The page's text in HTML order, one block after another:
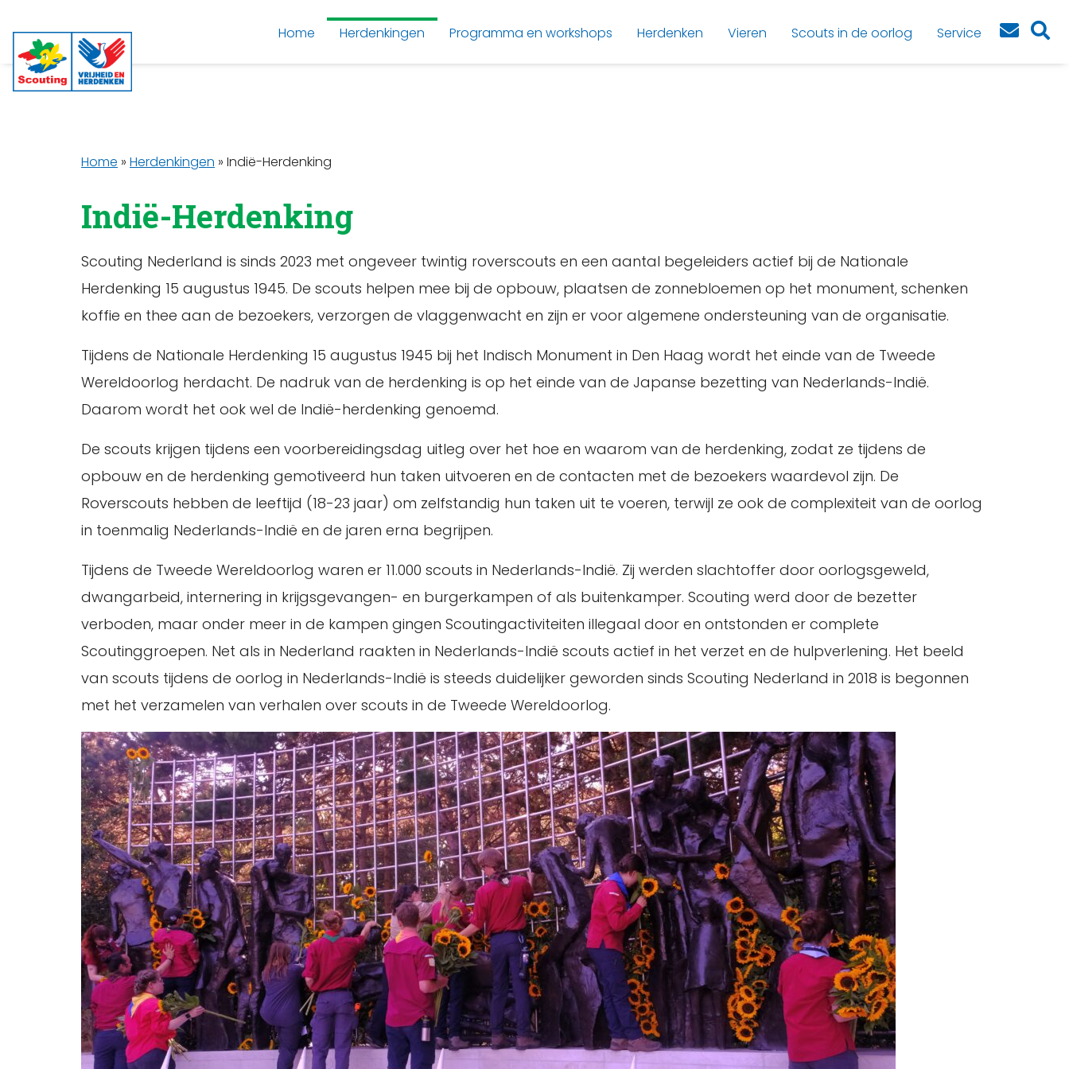
Home Herdenkingen Programma en workshops Herdenken Vieren Scouts in de oorlog Service
Home » Herdenkingen » Indië-Herdenking
Indië-Herdenking
Scouting Nederland is sinds 2023 met ongeveer twintig roverscouts en een aantal begeleiders actief bij de Nationale
Herdenking 15 augustus 1945. De scouts helpen mee bij de opbouw, plaatsen de zonnebloemen op het monument, schenken
koffie en thee aan de bezoekers, verzorgen de vlaggenwacht en zijn er voor algemene ondersteuning van de organisatie.
Tijdens de Nationale Herdenking 15 augustus 1945 bij het Indisch Monument in Den Haag wordt het einde van de Tweede
Wereldoorlog herdacht. De nadruk van de herdenking is op het einde van de Japanse bezetting van Nederlands-Indië.
Daarom wordt het ook wel de Indië-herdenking genoemd.
De scouts krijgen tijdens een voorbereidingsdag uitleg over het hoe en waarom van de herdenking, zodat ze tijdens de
opbouw en de herdenking gemotiveerd hun taken uitvoeren en de contacten met de bezoekers waardevol zijn. De
Roverscouts hebben de leeftijd (18-23 jaar) om zelfstandig hun taken uit te voeren, terwijl ze ook de complexiteit van de oorlog
in toenmalig Nederlands-Indië en de jaren erna begrijpen.
Tijdens de Tweede Wereldoorlog waren er 11.000 scouts in Nederlands-Indië. Zij werden slachtoffer door oorlogsgeweld,
dwangarbeid, internering in krijgsgevangen- en burgerkampen of als buitenkamper. Scouting werd door de bezetter
verboden, maar onder meer in de kampen gingen Scoutingactiviteiten illegaal door en ontstonden er complete
Scoutinggroepen. Net als in Nederland raakten in Nederlands-Indië scouts actief in het verzet en de hulpverlening. Het beeld
van scouts tijdens de oorlog in Nederlands-Indië is steeds duidelijker geworden sinds Scouting Nederland in 2018 is begonnen
met het verzamelen van verhalen over scouts in de Tweede Wereldoorlog.